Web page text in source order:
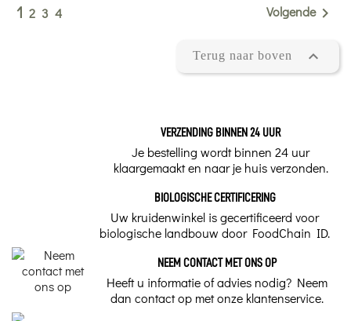
1 2 3 4 Volgende
Terug naar boven 
VERZENDING BINNEN 24 UUR
Je bestelling wordt binnen 24 uur
klaargemaakt en naar je huis verzonden.
BIOLOGISCHE CERTIFICERING
Uw kruidenwinkel is gecertificeerd voor
biologische landbouw door FoodChain ID.
NEEM CONTACT MET ONS OP
Heeft u informatie of advies nodig? Neem
dan contact op met onze klantenservice.